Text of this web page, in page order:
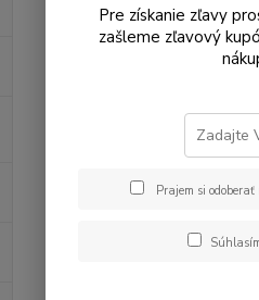
EUR
Pre získanie zľavy
zašleme zľavový
Prajem si